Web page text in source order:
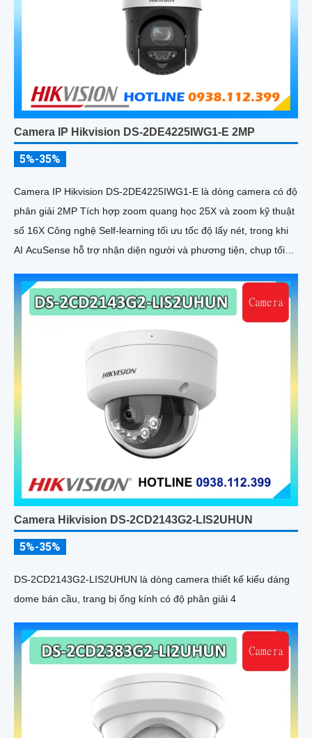
Camera IP Hikvision DS-2DE4225IWG1-E 2MP
5%-35%
Camera IP Hikvision DS-2DE4225IWG1-E là dòng camera có độ
phân giải 2MP Tích hợp zoom quang học 25X và zoom kỹ thuật
số 16X Công nghệ Self-learning tối ưu tốc độ lấy nét, trong khi
AI AcuSense hỗ trợ nhận diện người và phương tiện, chụp tối
Camera Hikvision DS-2CD2143G2-LIS2UHUN
5%-35%
DS-2CD2143G2-LIS2UHUN là dòng camera thiết kế kiểu dáng
dome bán cầu, trang bị ống kính có độ phân giải 4